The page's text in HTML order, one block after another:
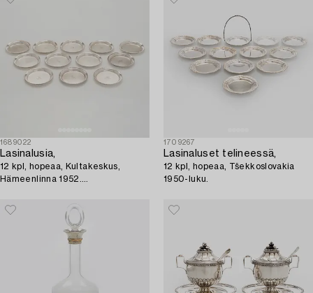
1689022
Lasinalusia,
12 kpl, hopeaa, Kultakeskus,
Hämeenlinna 1952.
1709267
Lasinaluset telineessä,
12 kpl, hopeaa, Tšekkoslovakia
1950-luku.